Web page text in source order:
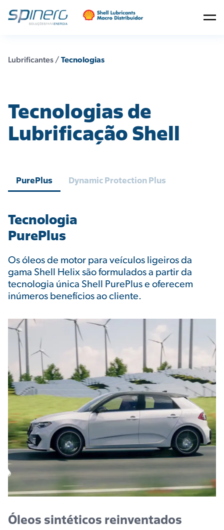
Lubrificantes / Tecnologias
Tecnologias de
Lubrificação Shell
PurePlus Dynamic Protection Plus
Tecnologia
PurePlus
Os óleos de motor para veículos ligeiros da
gama Shell Helix são formulados a partir da
tecnologia única Shell PurePlus e oferecem
inúmeros benefícios ao cliente.
Óleos sintéticos reinventados